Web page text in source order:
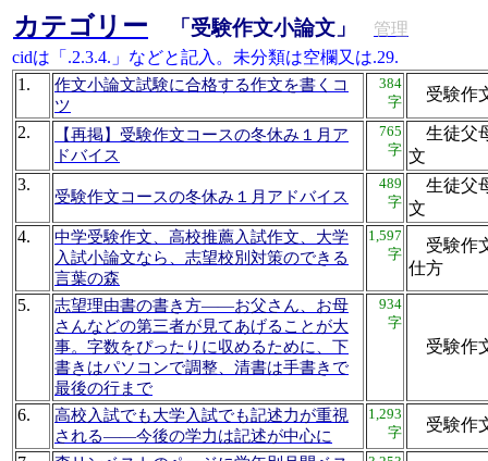
カテゴリー 「受験作文小論文」
管理
cidは「.2.3.4.」などと記入。未分類は空欄又は.29.
1.
作文小論文試験に合格する作文を書くコ
ツ
384
字
受験
2.
【再掲】受験作文コースの冬休み１月ア
ドバイス
765
字
生徒父
文
3.
受験作文コースの冬休み１月アドバイス
489
字
生徒父
文
4.
中学受験作文、高校推薦入試作文、大学
入試小論文なら、志望校別対策のできる
言葉の森
1,597
字
受験作
仕方
5.
志望理由書の書き方――お父さん、お母
さんなどの第三者が見てあげることが大
事。字数をぴったりに収めるために、下
書きはパソコンで調整、清書は手書きで
最後の行まで
934
字
受験
6.
高校入試でも大学入試でも記述力が重視
される――今後の学力は記述が中心に
1,293
字
受験